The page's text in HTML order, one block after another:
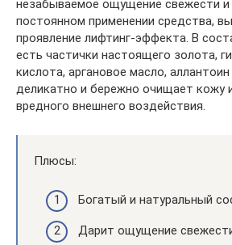
незабываемое ощущение свежести
постоянном применении средства,
проявление лифтинг-эффекта. В
есть частички настоящего золота,
кислота, аргановое масло,
деликатно и бережно очищает кожу
вредного внешнего воздействия.
Плюсы:
Богатый и натуральный
Дарит ощущение